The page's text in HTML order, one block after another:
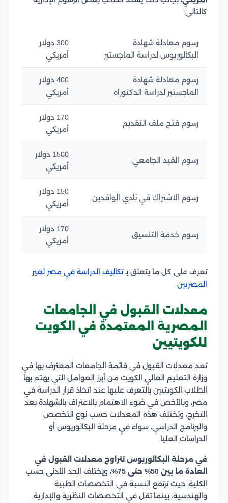
كالتالي:
رسوم معادلة شهادة
البكالوريوس لدراسة الماجستير
300 دولار
أمريكي
رسوم معادلة شهادة
الماجستير لدراسة الدكتوراه
400 دولار
أمريكي
رسوم فتح ملف التقديم
170 دولار
أمريكي
رسوم القيد الجامعي
1500 دولار
أمريكي
رسوم الاشتراك في نادي الوافدين
150 دولار
أمريكي
رسوم خدمة التنسيق
170 دولار
أمريكي
تعرف على كل ما يتعلق بـتكاليف الدراسة في مصر لغير
المصريين
معدلات القبول في الجامعات
المصرية المعتمدة في الكويت
للكويتيين
تعد معدلات القبول في قائمة الجامعات المعترف بها في
وزارة التعليم العالي الكويت من أبرز العوامل التي يهتم بها
الطلاب الكويتيين بالتعرف عليها عند اتخاذ قرار الدراسة في
مصر، وبالأخص في ضوء الاهتمام بالاعتراف بالشهادة بعد
التخرج، وتختلف هذه المعدلات حسب نوع التخصص
والبرنامج الدراسي، سواء في مرحلة البكالوريوس أو
الدراسات العليا.
في مرحلة البكالوريوس تتراوح معدلات القبول في
العادة ما بين 50% حتى 75%،
ويختلف الحد الأدنى حسب
الكلية، حيث ترتفع النسبة في التخصصات الطبية
والهندسية، بينما تقل في التخصصات النظرية والإدارية.